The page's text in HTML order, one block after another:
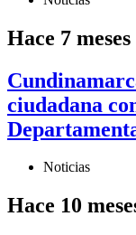
Hace 7 meses
ciudadana
Noticias
Hace 10